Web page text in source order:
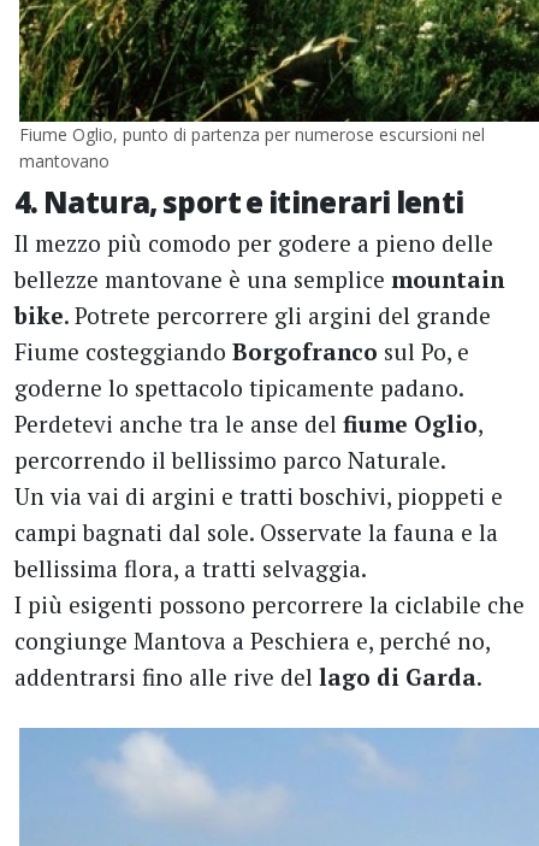
Fiume Oglio, punto di partenza per numerose escursioni nel
mantovano
4. Natura, sport e itinerari lenti
Il mezzo più comodo per godere a pieno delle
bellezze mantovane è una semplice mountain
bike. Potrete percorrere gli argini del grande
Fiume costeggiando Borgofranco sul Po, e
goderne lo spettacolo tipicamente padano.
Perdetevi anche tra le anse del fiume Oglio,
percorrendo il bellissimo parco Naturale.
Un via vai di argini e tratti boschivi, pioppeti e
campi bagnati dal sole. Osservate la fauna e la
bellissima flora, a tratti selvaggia.
I più esigenti possono percorrere la ciclabile che
congiunge Mantova a Peschiera e, perché no,
addentrarsi fino alle rive del lago di Garda.